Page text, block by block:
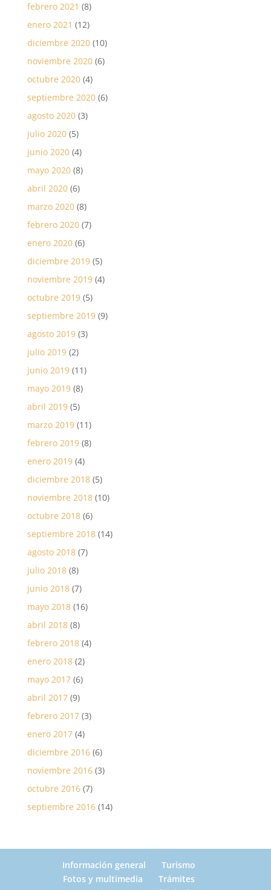
febrero 2021 (8)
enero 2021 (12)
diciembre 2020(10)
noviembre 2020(6)
octubre 2020(4)
septiembre 2020(6)
agosto 2020(3)
julio 2020(5)
junio 2020(4)
mayo 2020(8)
abril 2020(6)
marzo 2020(8)
febrero 2020(7)
enero 2020(6)
diciembre 2019(5)
noviembre 2019(4)
octubre 2019(5)
septiembre 2019(9)
agosto 2019(3)
julio 2019(2)
junio 2019(11)
mayo 2019(8)
abril 2019(5)
marzo 2019(11)
febrero 2019(8)
enero 2019(4)
diciembre 2018(5)
noviembre 2018(10)
octubre 2018(6)
septiembre 2018(14)
agosto 2018(7)
julio 2018(8)
junio 2018(7)
mayo 2018(16)
abril 2018(8)
febrero 2018(4)
enero 2018(2)
mayo 2017(6)
abril 2017(9)
febrero 2017(3)
enero 2017(4)
diciembre 2016(6)
noviembre 2016(3)
octubre 2016(7)
septiembre 2016(14)
Información general
Turismo
Fotos y multimedia
Trámites